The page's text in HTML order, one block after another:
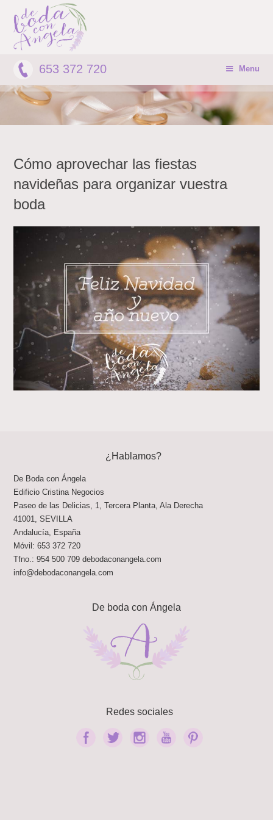
653 372 720 Menu
Cómo aprovechar las fiestas
navideñas para organizar vuestra
boda
¿Hablamos?
De Boda con Ángela
Edificio Cristina Negocios
Paseo de las Delicias, 1, Tercera Planta, Ala Derecha
41001
,SEVILLA
Andalucía España
Móvil:653 372 720
Tfno.:954 500 709 debodaconangela.com
info@debodaconangela.com
De boda con Ángela
Redes sociales